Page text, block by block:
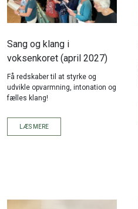
Sang og klang i
voksenkoret (april 2027)
Få redskaber til at styrke og
udvikle opvarmning, intonation og
fælles klang!
LÆS MERE